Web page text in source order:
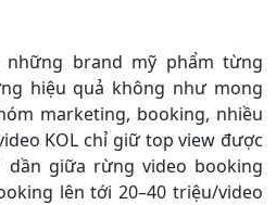
brand mỹ phẩm từng
hiệu quả không như mong
marketing, booking, nhiều
KOL chỉ giữ top view được
dần giữa rừng video booking
lên tới 20–40 triệu/video